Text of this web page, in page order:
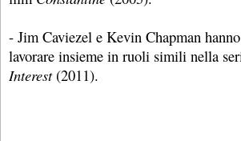
- Jim Caviezel e Kevin Chapman
lavorare insieme in ruoli simili nella
Interest(2011).